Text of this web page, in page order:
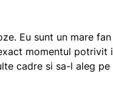
Eu sunt un mare
momentul potrivit
cadre si sa-l aleg pe